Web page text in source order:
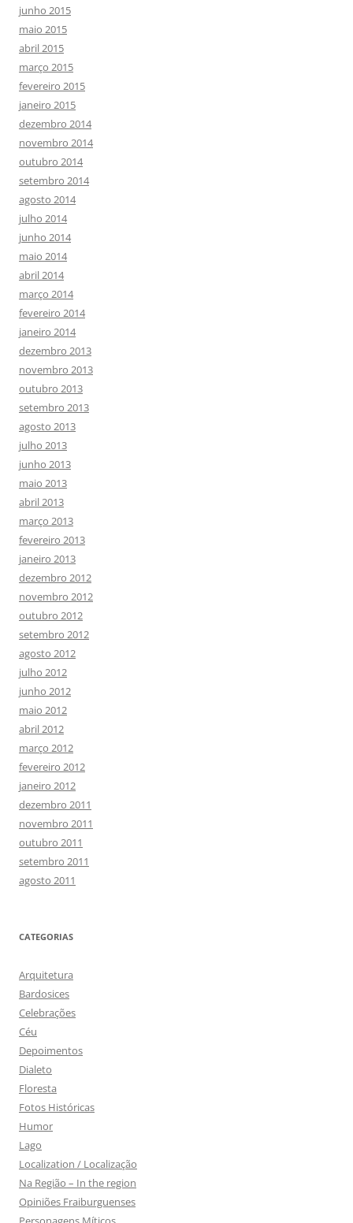
junho 2015
maio 2015
abril 2015
março 2015
fevereiro 2015
janeiro 2015
dezembro 2014
novembro 2014
outubro 2014
setembro 2014
agosto 2014
julho 2014
junho 2014
maio 2014
abril 2014
março 2014
fevereiro 2014
janeiro 2014
dezembro 2013
novembro 2013
outubro 2013
setembro 2013
agosto 2013
julho 2013
junho 2013
maio 2013
abril 2013
março 2013
fevereiro 2013
janeiro 2013
dezembro 2012
novembro 2012
outubro 2012
setembro 2012
agosto 2012
julho 2012
junho 2012
maio 2012
abril 2012
março 2012
fevereiro 2012
janeiro 2012
dezembro 2011
novembro 2011
outubro 2011
setembro 2011
agosto 2011
CATEGORIAS
Arquitetura
Bardosices
Celebrações
Céu
Depoimentos
Dialeto
Floresta
Fotos Históricas
Humor
Lago
Localization / Localização
Na Região – In the region
Opiniões Fraiburguenses